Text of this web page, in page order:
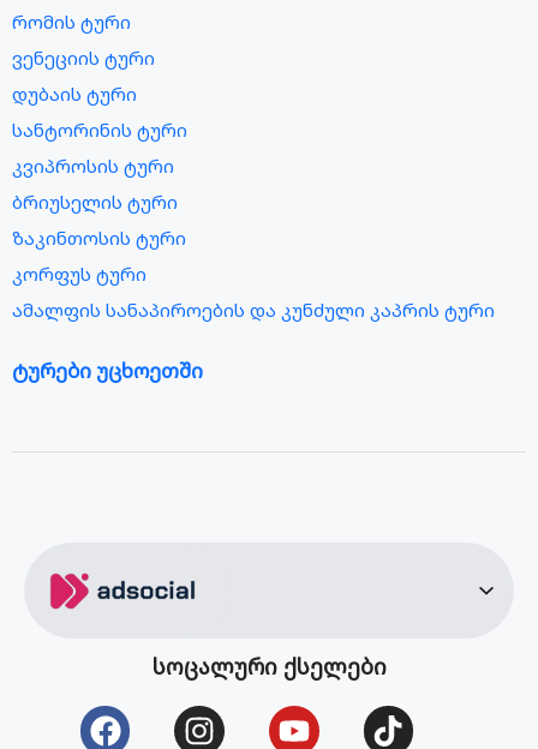
რომის ტური
ვენეციის ტური
დუბაის ტური
სანტორინის ტური
კვიპროსის ტური
ბრიუსელის ტური
ზაკინთოსის ტური
კორფუს ტური
ამალფის სანაპიროების და კუნძული კაპრის ტური
ტურები უცხოეთში
სეიშელის კუნძულების ტური
ვენის ტური
შარმ ელ შეიხის ტური
კრეტას ტური
კანარის კუნძულების ტური
სოცალური ქსელები